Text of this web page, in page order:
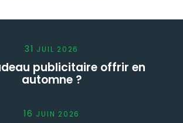
31 JUIL 2026
publicitaire offrir en
automne ?
16 JUIN 2026